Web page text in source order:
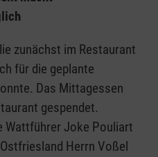
zunächst im Restaurant
für die geplante
Das Mittagessen
gespendet.
Wattführer Joke Pouliart
Herrn Voßel